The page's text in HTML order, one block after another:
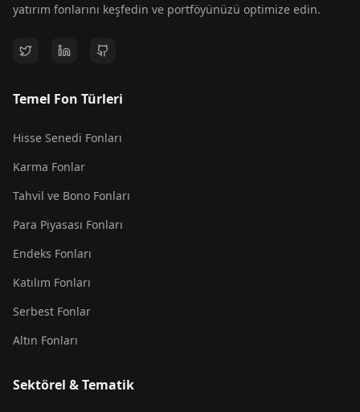
yatırım fonlarını keşfedin ve portföyünüzü optimize edin.
Temel Fon Türleri
Hisse Senedi Fonları
Karma Fonlar
Tahvil ve Bono Fonları
Para Piyasası Fonları
Endeks Fonları
Katılım Fonları
Serbest Fonlar
Altın Fonları
Sektörel & Tematik